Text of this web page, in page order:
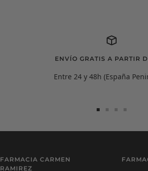
ENVÍO GRATIS A PARTIR
Entre 24 y 48h (España
4
FARMACIA CARMEN
RAMIREZ
C Farmacéutica Virtual - En línea